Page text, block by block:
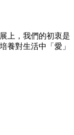
上，我們的初衷是
養對生活中「愛」